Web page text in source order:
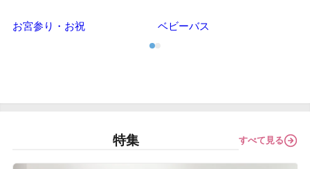
お宮参り・お祝 ベビーバス
特集 すべて見る